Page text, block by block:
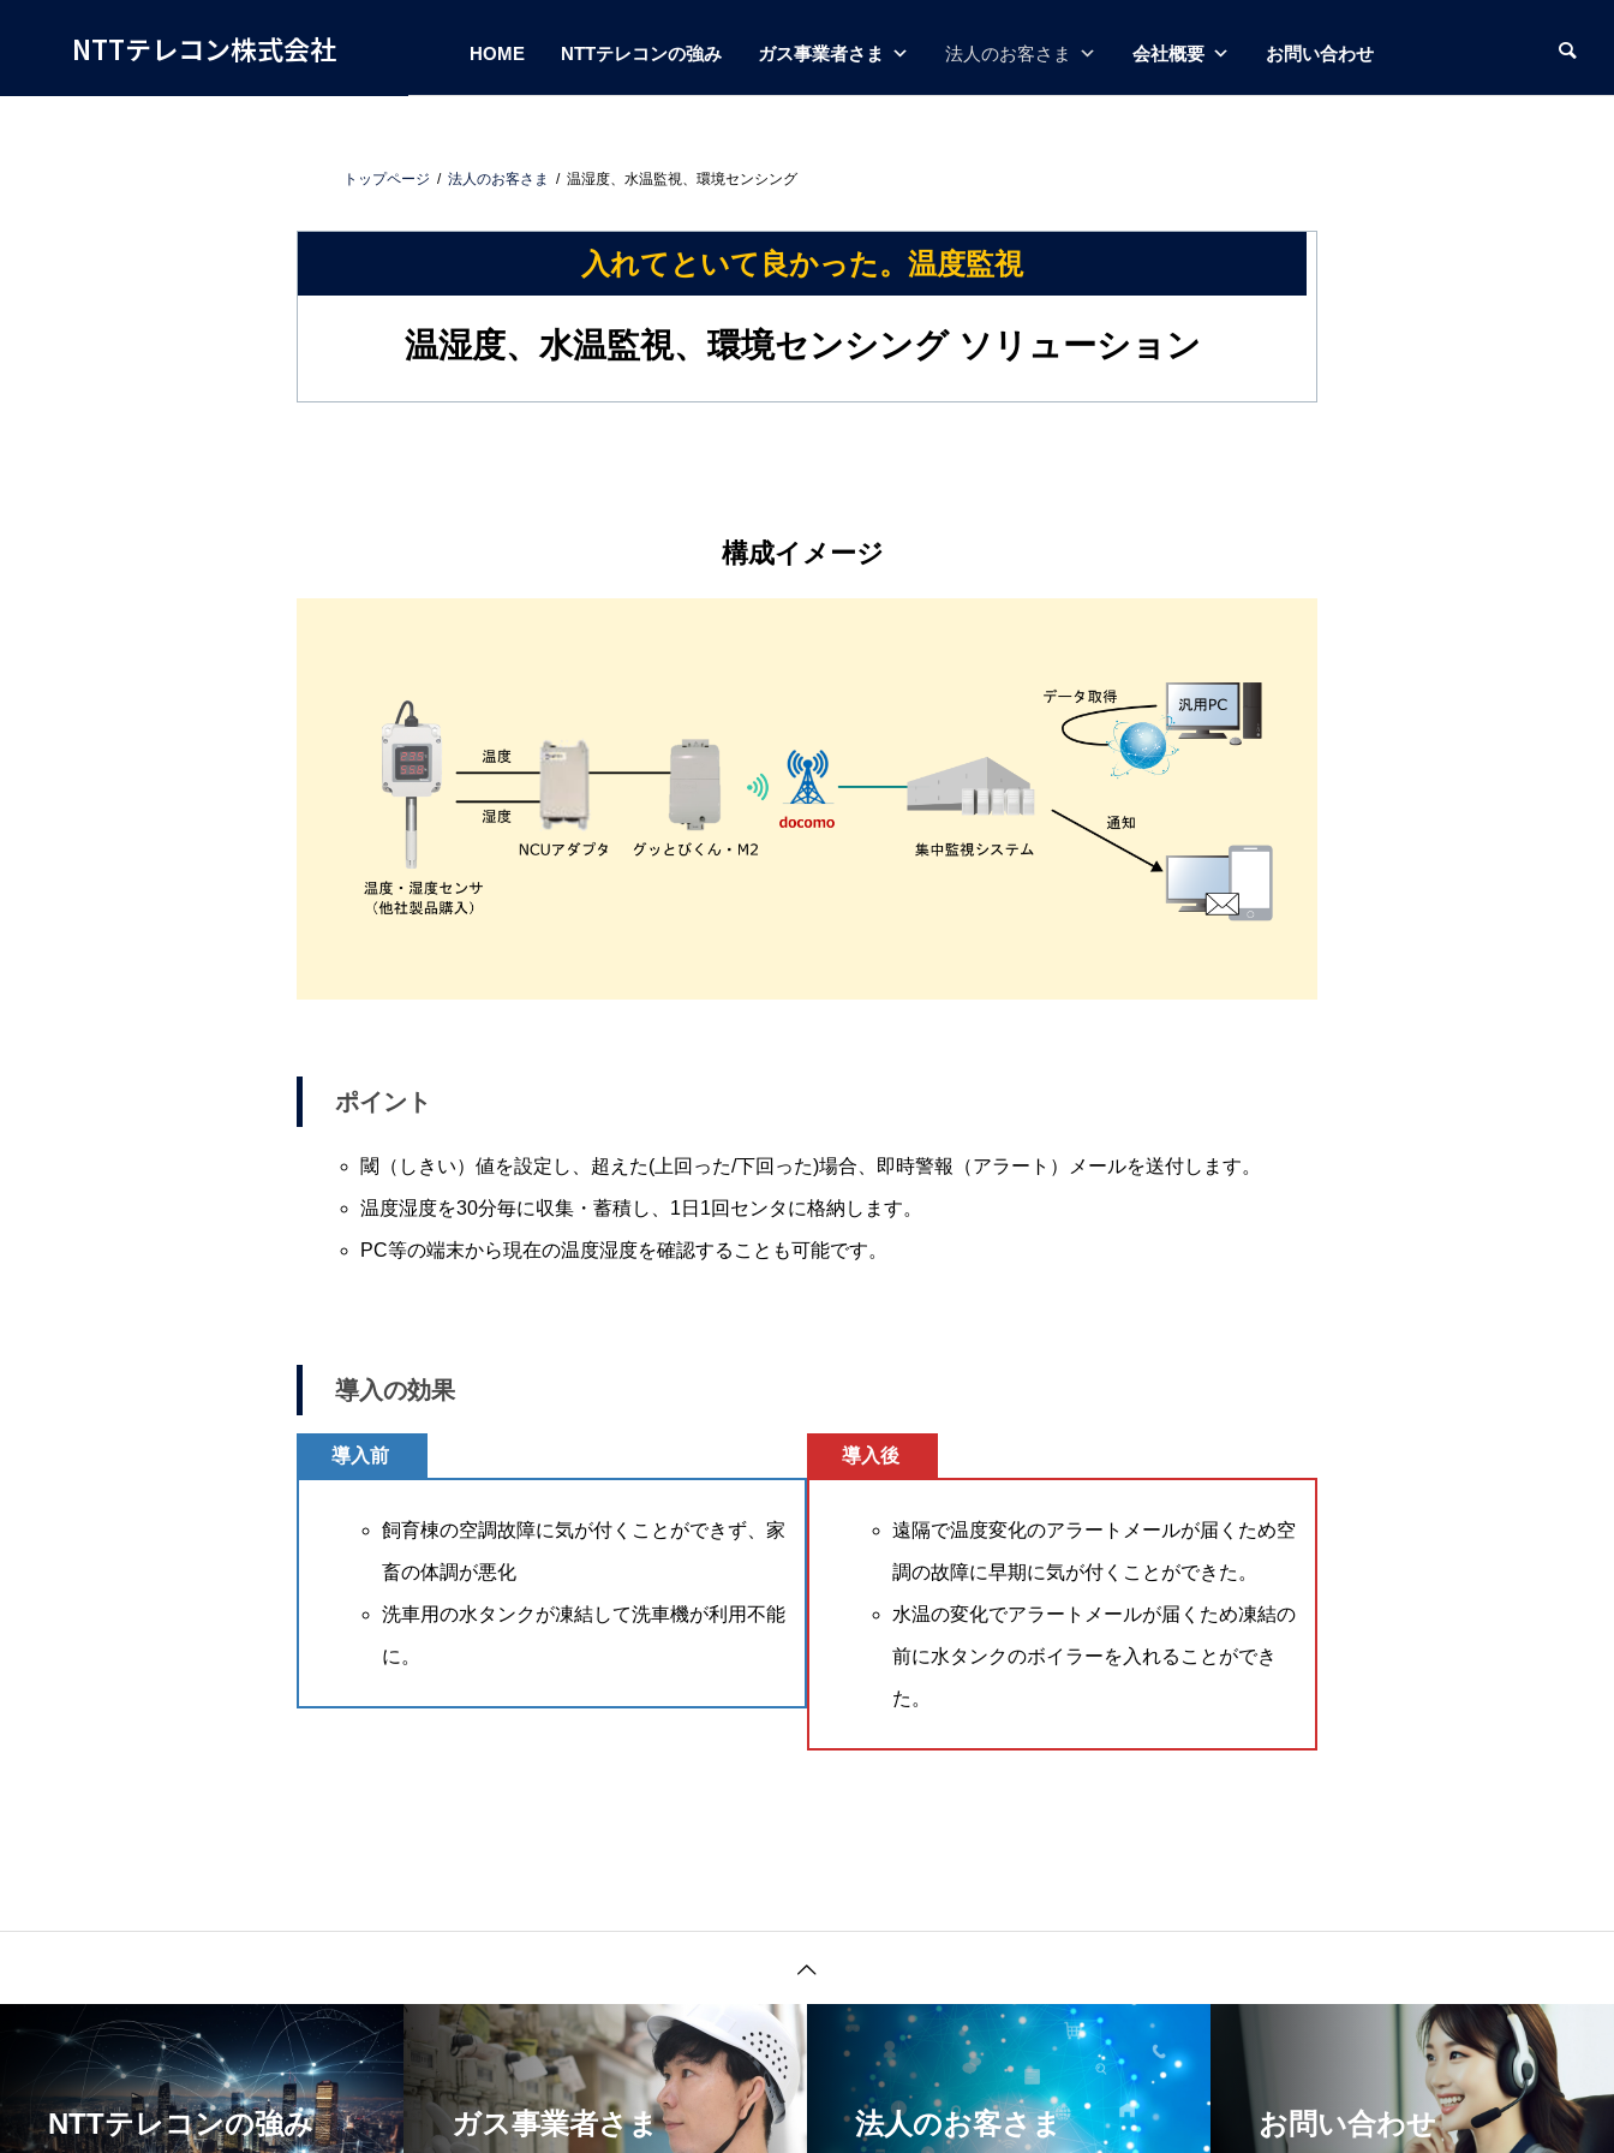
NTTテレコン株式会社 HOME NTTテレコンの強み ガス事業者さま 法人のお客さま 会社概要 お問い合わせ
トップページ 法人のお客さま 温湿度、水温監視、環境センシング
入れてといて良かった。温度監視
温湿度、水温監視、環境センシング ソリューション
構成イメージ
ポイント
閾（しきい）値を設定し、超えた(上回った/下回った)場合、即時警報（アラート）メールを送付します。
温度湿度を30分毎に収集・蓄積し、1日1回センタに格納します。
PC等の端末から現在の温度湿度を確認することも可能です。
導入の効果
導入前
飼育棟の空調故障に気が付くことができず、家
畜の体調が悪化
洗車用の水タンクが凍結して洗車機が利用不能
に。
導入後
遠隔で温度変化のアラートメールが届くため空
調の故障に早期に気が付くことができた。
水温の変化でアラートメールが届くため凍結の
前に水タンクのボイラーを入れることができ
た。
NTTテレコンの強み ガス事業者さま 法人のお客さま お問い合わせ